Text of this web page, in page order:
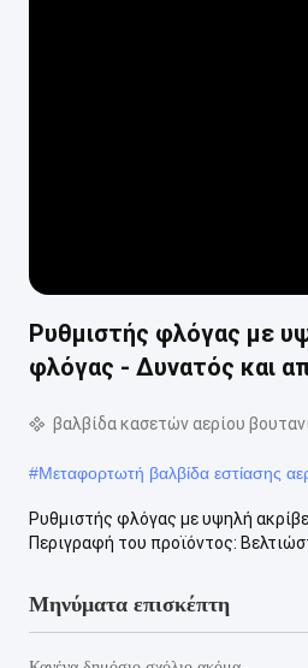
Ρυθμιστής φλόγας με
φλόγας - Δυνατός και
βαλβίδα κασετών αερίου
#Μεταφορτωτή βαλβίδα εστίασης
Ρυθμιστής φλόγας με υψηλή
Περιγραφή του προϊόντος:
Μηνύματα επισκέπτη